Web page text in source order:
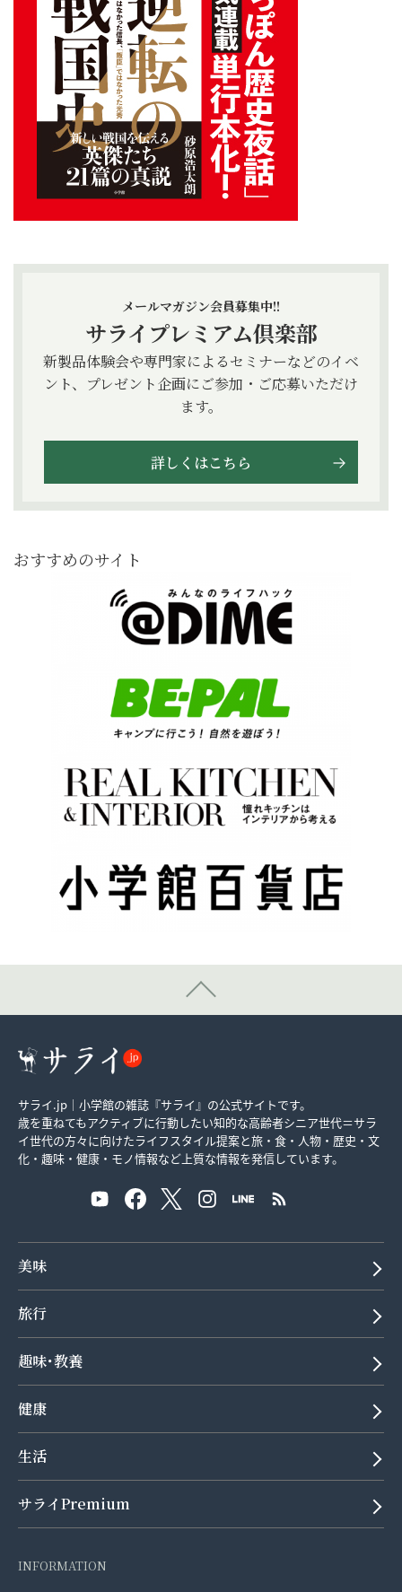
メールマガジン会員募集中!!
サライプレミアム倶楽部
新製品体験会や専門家によるセミナーなどのイベ
ント、プレゼント企画にご参加・ご応募いただけ
ます。
詳しくはこちら
おすすめのサイト
サライ.jp｜小学館の雑誌『サライ』の公式サイトです。
歳を重ねてもアクティブに行動したい知的な高齢者シニア世代＝サラ
イ世代の方々に向けたライフスタイル提案と旅・食・人物・歴史・文
化・趣味・健康・モノ情報など上質な情報を発信しています。
美味
旅行
趣味･教養
健康
生活
サライPremium
INFORMATION